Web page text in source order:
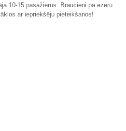
10-15 pasažierus. Braucieni pa ezeru
ar iepriekšēju pieteikšanos!